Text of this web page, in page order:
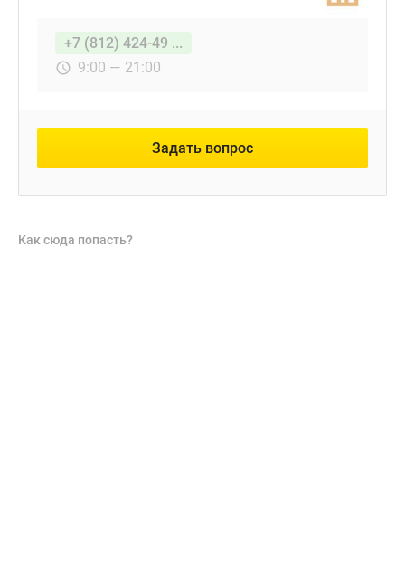
+7 (812) 424-49 ...
9:00 — 21:00
Задать вопрос
Как сюда попасть?